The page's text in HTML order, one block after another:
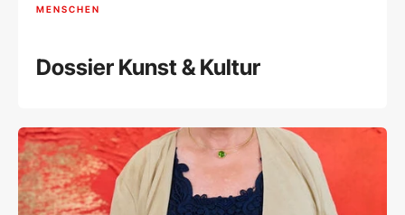
MENSCHEN
Dossier Kunst & Kultur